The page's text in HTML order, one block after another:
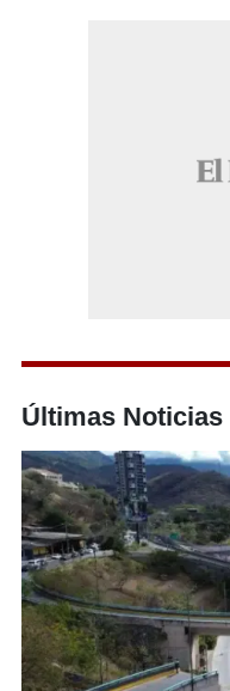
Últimas Noticias